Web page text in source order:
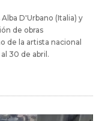
D'Urbano (Italia) y
de obras
de la artista nacional
30 de abril.